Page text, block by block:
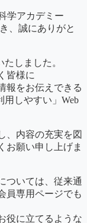
学アカデミー
、誠にありがと
しました。
皆様に
報をお伝えできる
用しやすい」Web
、内容の充実を図
お願い申し上げま
ついては、従来通
員専用ページでも
役に立てるような